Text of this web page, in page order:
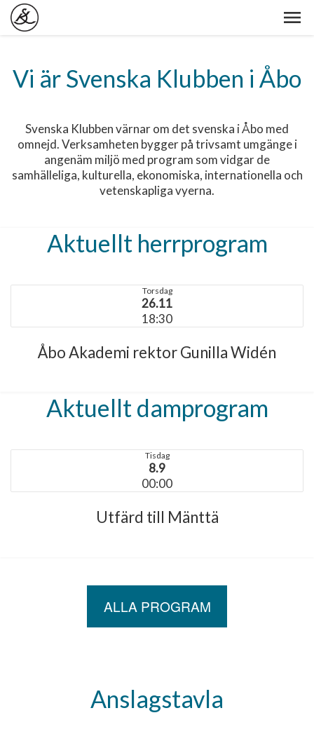
Vi är Svenska Klubben i Åbo
Svenska Klubben värnar om det svenska i Åbo med
omnejd. Verksamheten bygger på trivsamt umgänge i
angenäm miljö med program som vidgar de
samhälleliga, kulturella, ekonomiska, internationella och
vetenskapliga vyerna.
Aktuellt herrprogram
Torsdag
26.11
18:30
Åbo Akademi rektor Gunilla Widén
Aktuellt damprogram
Tisdag
8.9
00:00
Utfärd till Mänttä
ALLA PROGRAM
Anslagstavla